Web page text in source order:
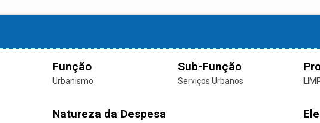
Função
Urbanismo
Sub-Função
Serviços Urbanos
Natureza da Despesa